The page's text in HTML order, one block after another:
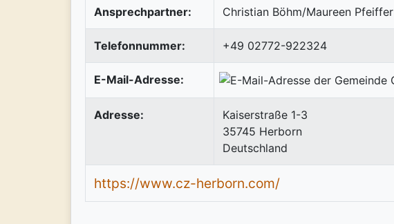
Ansprechpartner: Christian Böhm/Maureen Pfeiffer
Telefonnummer: +49 02772-922324
E-Mail-Adresse:
Adresse:
Kaiserstraße 1-3
35745 Herborn
Deutschland
https://www.cz-herborn.com/